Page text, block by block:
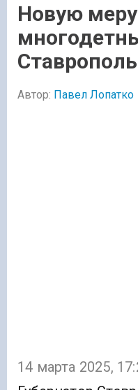
Новую
Автор: Павел Лопатко
14 марта 2025,